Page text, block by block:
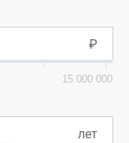
15 000 000